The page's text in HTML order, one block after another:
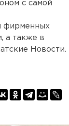
с самой
фирменных
а также в
Новости.